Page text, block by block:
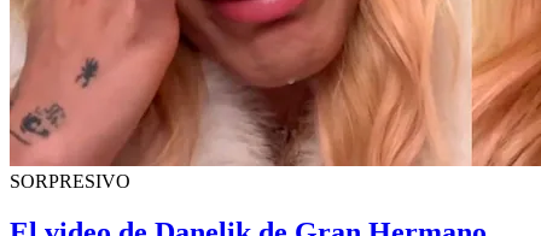
SORPRESIVO